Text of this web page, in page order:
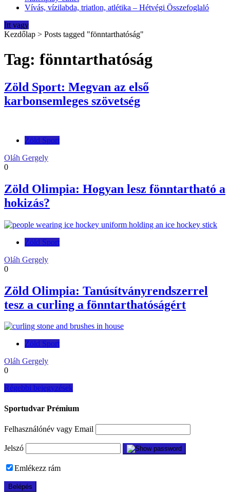
Vívás, vízilabda, triatlon, atlétika – Hétvégi Összefoglaló
Itt vagy
Kezdőlap > Posts tagged "fönntarthatóság"
Tag: fönntarthatóság
Zöld Sport: Megvan az első
karbonsemleges szövetség
Zöld Sport
Oláh Gergely
0
Zöld Olimpia: Hogyan lesz fönntartható a
hokizás?
Zöld Sport
Oláh Gergely
0
Zöld Olimpia: Tanúsítványrendszerrel
tesz a curling a fönntarthatóságért
Zöld Sport
Oláh Gergely
0
Bejegyzés
navigáció
Régebbi bejegyzések
Sportudvar Prémium
Felhasználónév vagy Email
Jelszó
Emlékezz rám